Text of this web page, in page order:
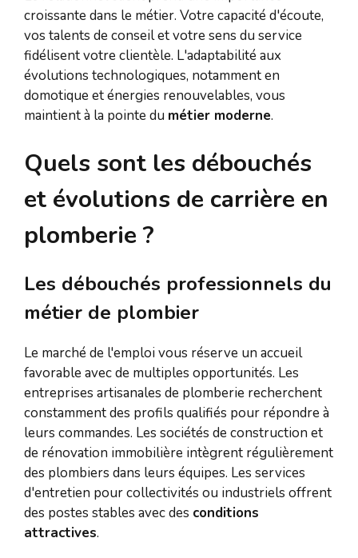
croissante dans le métier. Votre capacité d'écoute,
vos talents de conseil et votre sens du service
fidélisent votre clientèle. L'adaptabilité aux
évolutions technologiques, notamment en
domotique et énergies renouvelables, vous
maintient à la pointe du métier moderne.
Quels sont les débouchés
et évolutions de carrière en
plomberie ?
Les débouchés professionnels du
métier de plombier
Le marché de l'emploi vous réserve un accueil
favorable avec de multiples opportunités. Les
entreprises artisanales de plomberie recherchent
constamment des profils qualifiés pour répondre à
leurs commandes. Les sociétés de construction et
de rénovation immobilière intègrent régulièrement
des plombiers dans leurs équipes. Les services
d'entretien pour collectivités ou industriels offrent
des postes stables avec des conditions
attractives.